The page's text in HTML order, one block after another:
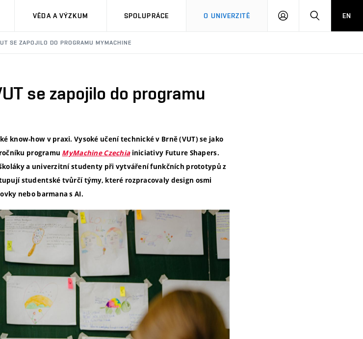
VĚDA A VÝZKUM SPOLUPRÁCE O UNIVERZITĚ
PŘIHLÁSIT HLEDATEN
SE ZAPOJILO DO PROGRAMU MYMACHINE
se zapojilo do programu
know-how v praxi. Vysoké učení technické v Brně (VUT) se jako
programu MyMachine Czechiainiciativy Future Shapers.
a univerzitní studenty při vytváření funkčních prototypů z
studentské tvůrčí týmy, které rozpracovaly design osmi
nebo barmana s AI.